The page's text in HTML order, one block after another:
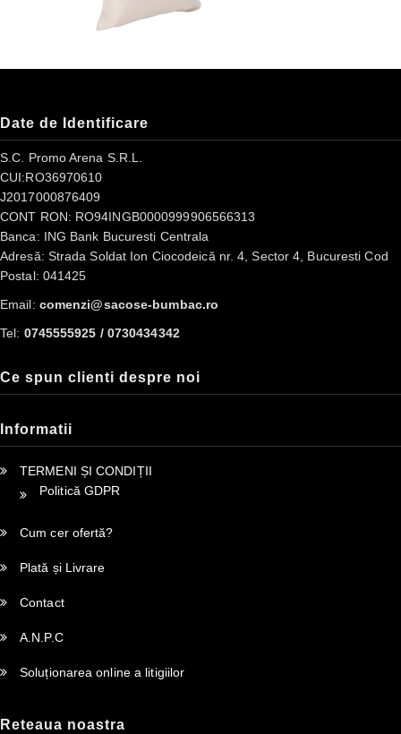
Date de Identificare
S.C. Promo Arena S.R.L.
CUI:RO36970610
J2017000876409
CONT RON: RO94INGB0000999906566313
Banca: ING Bank Bucuresti Centrala
Adresă: Strada Soldat Ion Ciocodeică nr. 4, Sector 4, Bucuresti Cod
Postal: 041425
Email: comenzi@sacose-bumbac.ro
Tel: 0745555925 / 0730434342
Ce spun clienti despre noi
Informatii
TERMENI ȘI CONDIȚII
Politică GDPR
Cum cer ofertă?
Plată și Livrare
Contact
A.N.P.C
Soluționarea online a litigiilor
Reteaua noastra